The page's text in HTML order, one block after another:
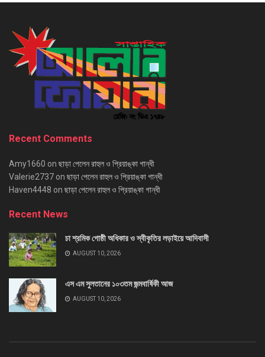
Recent Comments
Amy1660 on ছাড়া পেলেন রাহুল ও প্রিয়াঙ্কা গান্ধী
Valerie2737 on ছাড়া পেলেন রাহুল ও প্রিয়াঙ্কা গান্ধী
Haven4448 on ছাড়া পেলেন রাহুল ও প্রিয়াঙ্কা গান্ধী
Recent News
চা শ্রমিক গোষ্ঠী অধিকার ও স্বীকৃতির লড়াইয়ে আদিবাসী
AUGUST 10, 2026
এস এম সুলতানের ১০৩তম জন্মবার্ষিকী আজ
AUGUST 10, 2026